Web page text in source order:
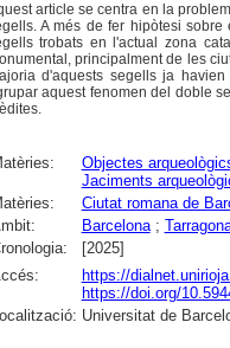
article se centra en la
A més de fer hipòtesi
trobats en l'actual zona
principalment de les
d'aquests segells ja
aquest fenomen del doble
Objectes
Jaciments
Ciutat romana de
Barcelona;
[2025]
https://
https://doi.org/
Universitat de